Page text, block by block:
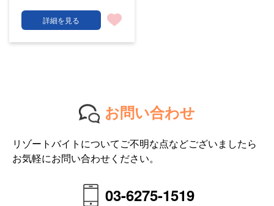
詳細を見る
お問い合わせ
リゾートバイトについてご不明な点などございましたら
お気軽にお問い合わせください。
03-6275-1519